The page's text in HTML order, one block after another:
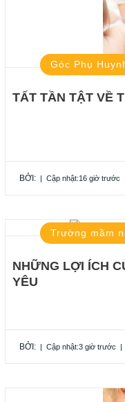
Góc Phụ
TẤT TẦN TẬT VỀ
BỞI: | Cập nhật:16 giờ trước
Trường mầm
NHỮNG LỢI ÍCH
YÊU
BỞI: | Cập nhật:3 giờ trước |